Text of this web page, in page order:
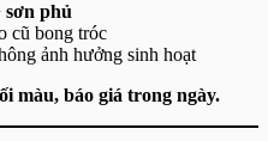
sơn phủ
cũ bong tróc
ảnh hưởng sinh hoạt
màu, báo giá trong ngày.